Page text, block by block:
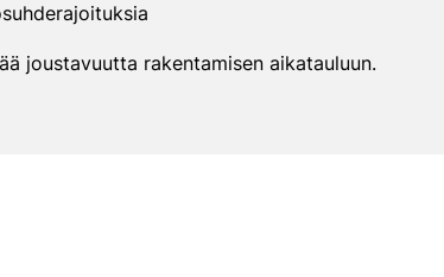
joustavuutta rakentamisen aikatauluun.